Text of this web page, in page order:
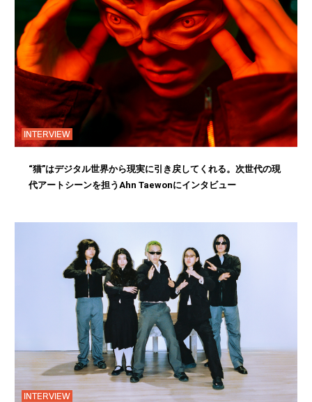
INTERVIEW
“猫”はデジタル世界から現実に引き戻してくれる。次世代の現
代アートシーンを担うAhn Taewonにインタビュー
INTERVIEW